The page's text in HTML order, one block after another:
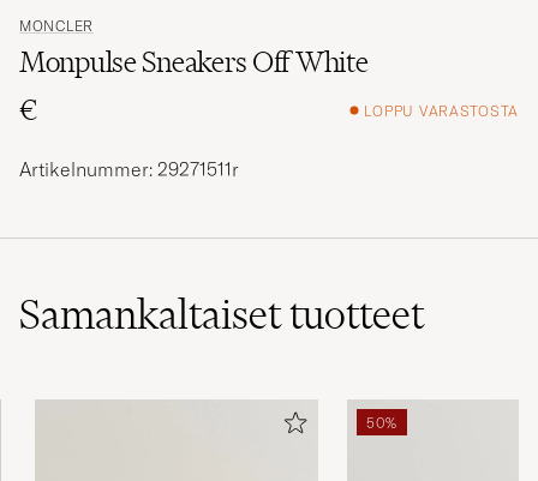
MONCLER
Monpulse Sneakers Off White
€
LOPPU VARASTOSTA
Artikelnummer: 29271511r
Samankaltaisettuotteet
50%